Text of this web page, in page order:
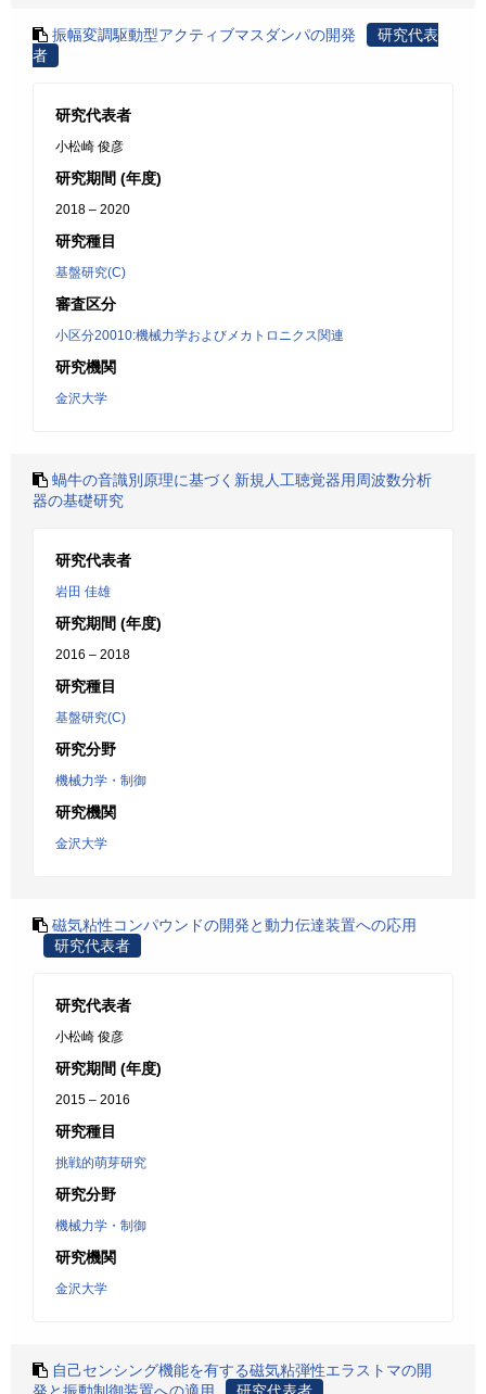
振幅変調駆動型アクティブマスダンパの開発
研究代表
者
研究代表者
小松崎 俊彦
研究期間 (年度)
2018 – 2020
研究種目
基盤研究(C)
審査区分
小区分20010:機械力学およびメカトロニクス関連
研究機関
金沢大学
蝸牛の音識別原理に基づく新規人工聴覚器用周波数分析
器の基礎研究
研究代表者
岩田 佳雄
研究期間 (年度)
2016 – 2018
研究種目
基盤研究(C)
研究分野
機械力学・制御
研究機関
金沢大学
磁気粘性コンパウンドの開発と動力伝達装置への応用
研究代表者
研究代表者
小松崎 俊彦
研究期間 (年度)
2015 – 2016
研究種目
挑戦的萌芽研究
研究分野
機械力学・制御
研究機関
金沢大学
自己センシング機能を有する磁気粘弾性エラストマの開